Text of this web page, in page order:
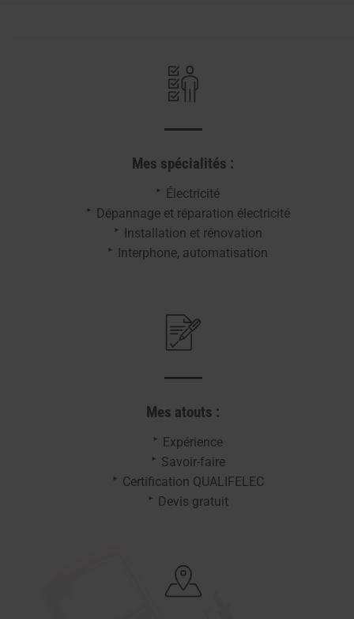
Mes spécialités :
Électricité
Dépannage et réparation électricité
Installation et rénovation
Interphone, automatisation
Mes atouts :
Expérience
Savoir-faire
Certification QUALIFELEC
Devis gratuit